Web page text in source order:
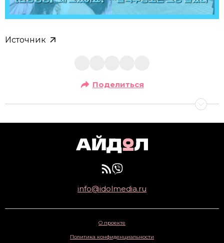
Источник
Поделиться
info@idolmedia.ru
О проекте
Политика конфиденциальности